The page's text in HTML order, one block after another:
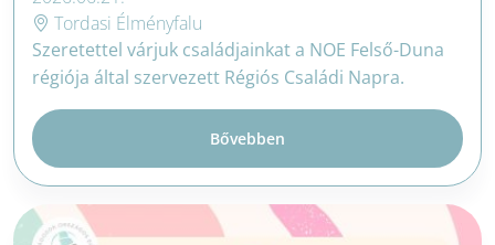
Tordasi Élményfalu
Szeretettel várjuk családjainkat a NOE Felső-Duna
régiója által szervezett Régiós Családi Napra.
Bővebben